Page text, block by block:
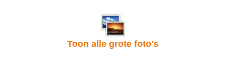
Toon alle grote foto's